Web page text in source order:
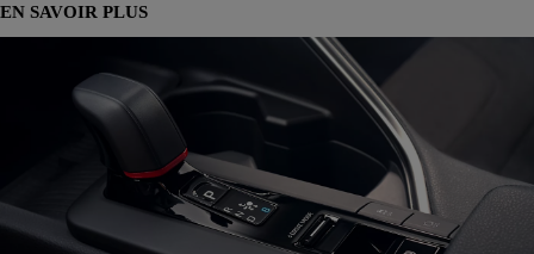
EN SAVOIR PLUS